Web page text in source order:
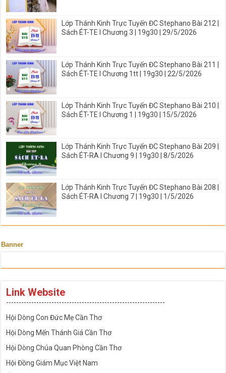
Lớp Thánh Kinh Trực Tuyến ĐC Stephano Bài 212 |
Sách ÉT-TE I Chương 3 | 19g30 | 29/5/2026
Lớp Thánh Kinh Trực Tuyến ĐC Stephano Bài 211 |
Sách ÉT-TE I Chương 1tt | 19g30 | 22/5/2026
Lớp Thánh Kinh Trực Tuyến ĐC Stephano Bài 210 |
Sách ÉT-TE I Chương 1 | 19g30 | 15/5/2026
Lớp Thánh Kinh Trực Tuyến ĐC Stephano Bài 209 |
Sách ÉT-RA I Chương 9 | 19g30 | 8/5/2026
Lớp Thánh Kinh Trực Tuyến ĐC Stephano Bài 208 |
Sách ÉT-RA I Chương 7 | 19g30 | 1/5/2026
Banner
Link Website
---------------------------------------------------------------
Hội Dòng Con Đức Mẹ Cần Thơ
Hội Dòng Mến Thánh Giá Cần Thơ
Hội Dòng Chúa Quan Phòng Cần Thơ
Hội Đồng Giám Mục Việt Nam